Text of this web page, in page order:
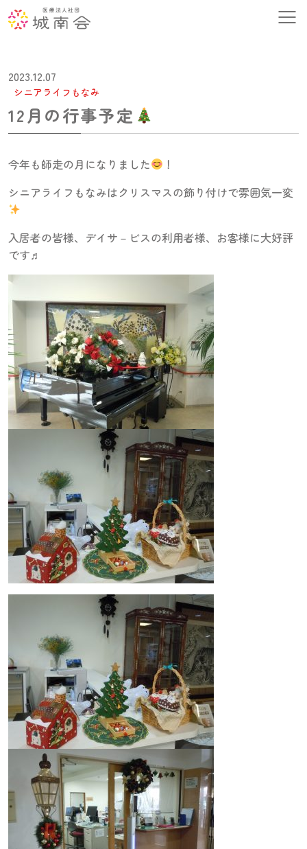
2023.12.07
シニアライフもなみ
12月の行事予定
今年も師走の月になりました
！
シニアライフもなみはクリスマスの飾り付けで雰囲気一変
入居者の皆様、デイサ－ビスの利用者様、お客様に大好評
です♬